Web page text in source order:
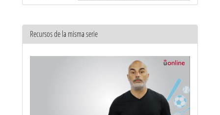
Recursos de la misma serie